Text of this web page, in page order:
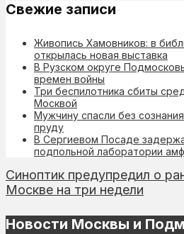
Свежие записи
Живопись Хамовников: в
открылась новая выставка
В Рузском округе
времен войны
Три беспилотника сбиты
Москвой
Мужчину спасли без
пруду
В Сергиевом Посаде
подпольной лаборатории
Синоптик предупредил о
Москве на три недели
Новости Москвы и